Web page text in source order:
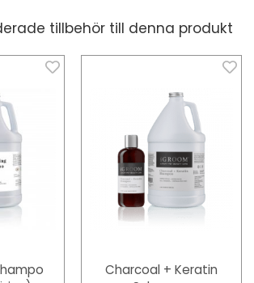
tillbehör till denna produkt
Charcoal + Keratin